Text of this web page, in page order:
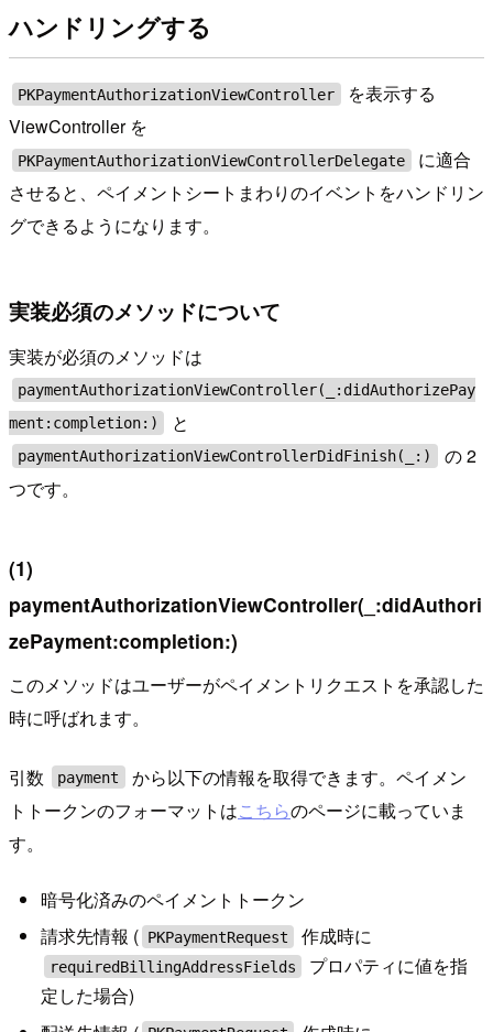
ハンドリングする
PKPaymentAuthorizationViewController
を表示する
ViewController を
PKPaymentAuthorizationViewControllerDelegate
に適合
させると、ペイメントシートまわりのイベントをハンドリン
グできるようになります。
実装必須のメソッドについて
実装が必須のメソッドは
paymentAuthorizationViewController(_:didAuthorizePay
ment:completion:)
と
paymentAuthorizationViewControllerDidFinish(_:)
の 2
つです。
(1)
paymentAuthorizationViewController(_:didAuthori
zePayment:completion:)
このメソッドはユーザーがペイメントリクエストを承認した
時に呼ばれます。
引数 payment
から以下の情報を取得できます。ペイメン
トトークンのフォーマットはこちらのページに載っていま
す。
暗号化済みのペイメントトークン
請求先情報 ( PKPaymentRequest 作成時に
requiredBillingAddressFields
プロパティに値を指
定した場合)